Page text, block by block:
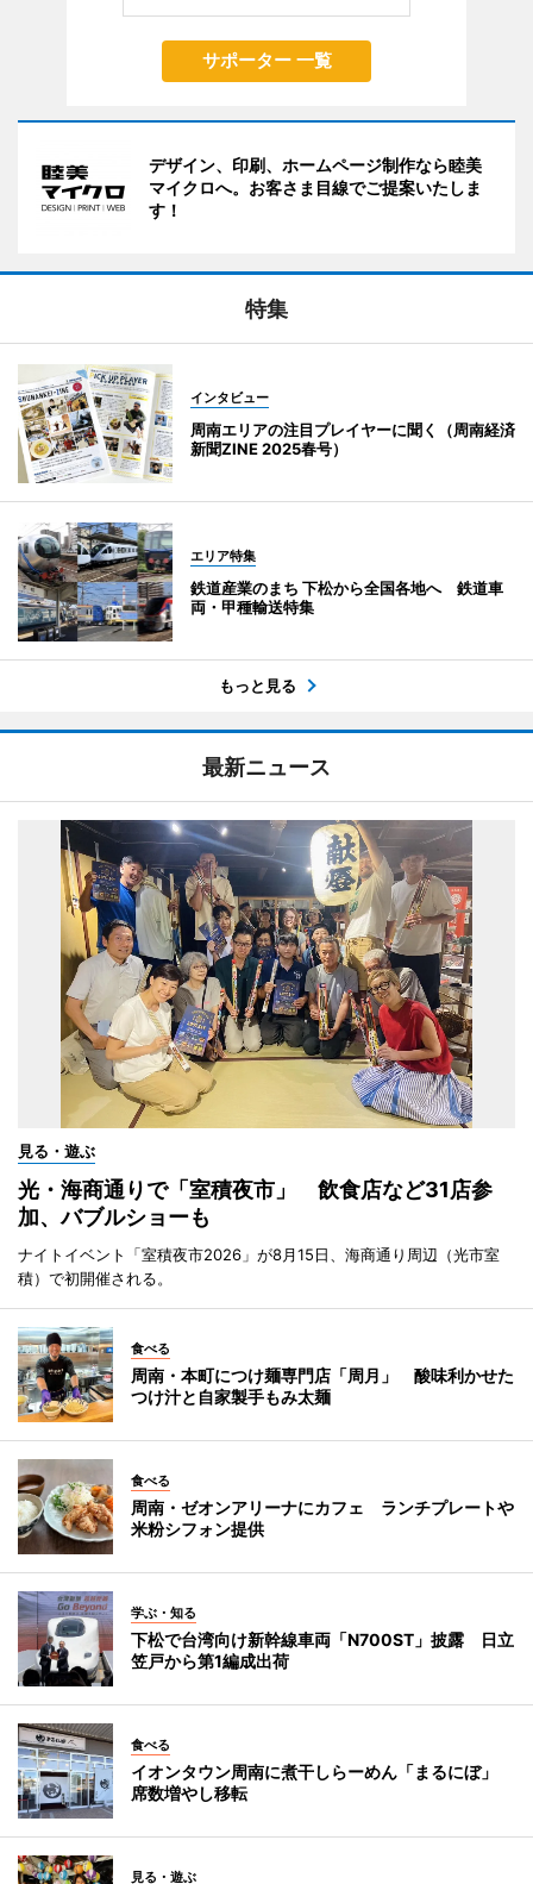
サポーター 一覧
デザイン、印刷、ホームページ制作なら睦美
マイクロへ。お客さま目線でご提案いたしま
す！
特集
インタビュー
周南エリアの注目プレイヤーに聞く（周南経済
新聞ZINE 2025春号）
エリア特集
鉄道産業のまち 下松から全国各地へ 鉄道車
両・甲種輸送特集
もっと見る
最新ニュース
見る・遊ぶ
光・海商通りで「室積夜市」 飲食店など31店参
加、バブルショーも
ナイトイベント「室積夜市2026」が8月15日、海商通り周辺（光市室
積）で初開催される。
食べる
周南・本町につけ麺専門店「周月」 酸味利かせた
つけ汁と自家製手もみ太麺
食べる
周南・ゼオンアリーナにカフェ ランチプレートや
米粉シフォン提供
学ぶ・知る
下松で台湾向け新幹線車両「N700ST」披露 日立
笠戸から第1編成出荷
食べる
イオンタウン周南に煮干しらーめん「まるにぼ」
席数増やし移転
見る・遊ぶ